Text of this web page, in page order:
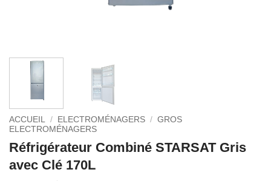
ACCUEIL / ELECTROMÉNAGERS / GROS
ELECTROMÉNAGERS
Réfrigérateur Combiné STARSAT Gris
avec Clé 170L